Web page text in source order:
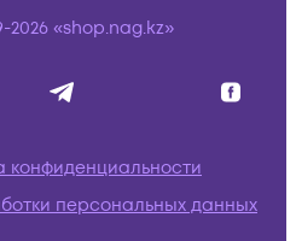
2026 «shop.nag.kz»
конфиденциальности
персональных данных